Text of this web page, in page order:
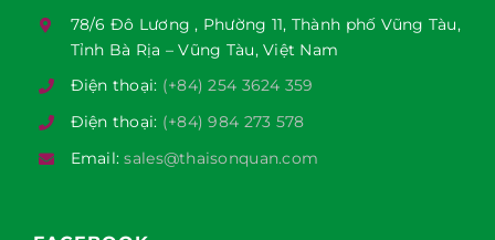
78/6 Đô Lương , Phường 11, Thành phố Vũng Tàu,
Tỉnh Bà Rịa – Vũng Tàu, Việt Nam
Điện thoại: (+84) 254 3624 359
Điện thoại: (+84) 984 273 578
Email:sales@thaisonquan.com